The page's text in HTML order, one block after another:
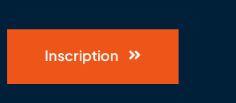
Inscription